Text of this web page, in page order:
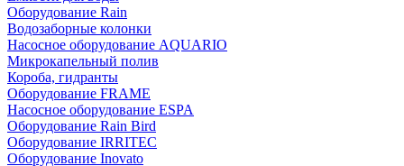
Оборудование Rain
Водозаборные колонки
Насосное оборудование AQUARIO
Микрокапельный полив
Короба, гидранты
Оборудование FRAME
Насосное оборудование ESPA
Оборудование Rain Bird
Оборудование IRRITEC
Оборудование Inovato